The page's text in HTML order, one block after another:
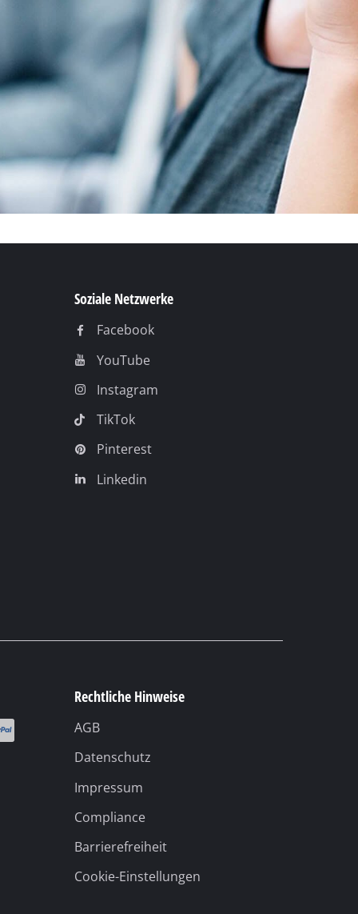
Soziale Netzwerke
Facebook
YouTube
Instagram
TikTok
Pinterest
Linkedin
Rechtliche Hinweise
AGB
Datenschutz
Impressum
Compliance
Barrierefreiheit
Cookie-Einstellungen